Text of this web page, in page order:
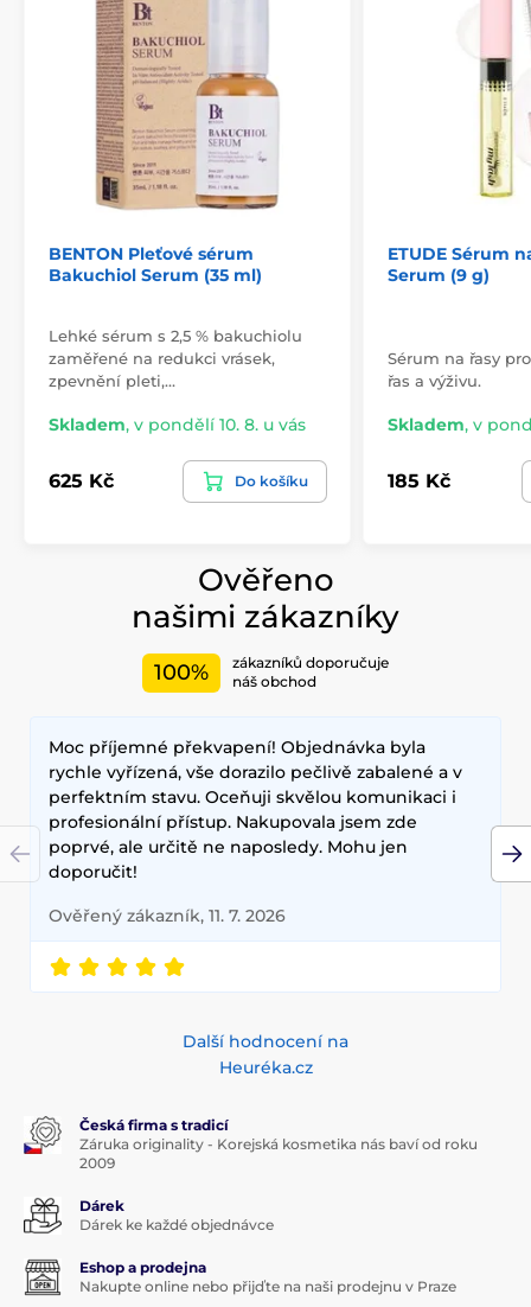
BENTON Pleťové sérum
Bakuchiol Serum (35 ml)
Lehké sérum s 2,5 % bakuchiolu
zaměřené na redukci vrásek,
zpevnění pleti,…
Skladem, v pondělí 10. 8. u vás
625 Kč Do košíku
ETUDE Sérum
Serum (9 g)
Sérum na řasy
řas a výživu.
Skladem, v
185 Kč
Ověřeno
našimi zákazníky
100%
zákazníků doporučuje
náš obchod
Moc příjemné překvapení! Objednávka byla
rychle vyřízená, vše dorazilo pečlivě zabalené a v
perfektním stavu. Oceňuji skvělou komunikaci i
profesionální přístup. Nakupovala jsem zde
poprvé, ale určitě ne naposledy. Mohu jen
doporučit!
Ověřený zákazník, 11. 7. 2026
Další hodnocení na
Heuréka.cz
Česká firma s tradicí
Záruka originality - Korejská kosmetika nás baví od roku
2009
Dárek
Dárek ke každé objednávce
Eshop a prodejna
Nakupte online nebo přijďte na naši prodejnu v Praze